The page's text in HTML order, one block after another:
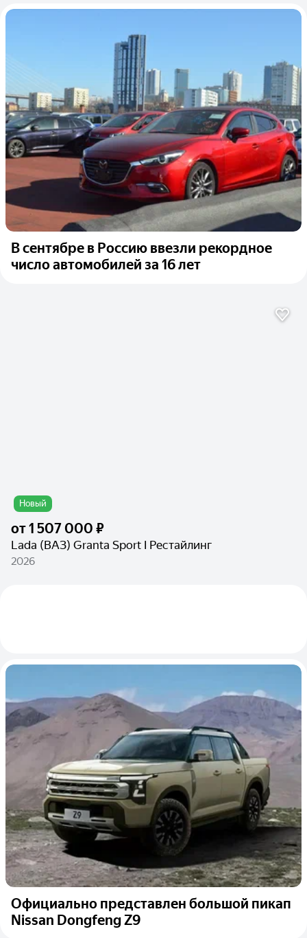
В сентябре в Россию ввезли рекордное
число автомобилей за 16 лет
Новый
от1 507 000 ₽
Lada (ВАЗ) Granta Sport I Рестайлинг
2026
Официально представлен большой пикап
Nissan Dongfeng Z9